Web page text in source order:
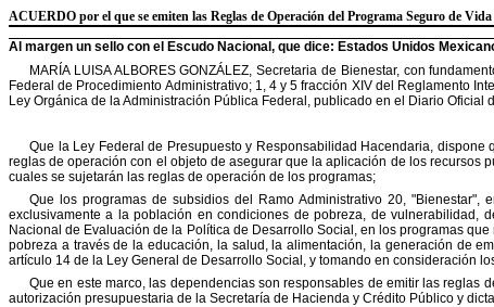
ACUERDO por el que se emiten las Reglas de Operación del Programa Seguro de
Al margen un sello con el Escudo Nacional, que dice: Estados Unidos
MARÍA LUISA ALBORES GONZÁLEZ, Secretaria de Bienestar, con
Federal de Procedimiento Administrativo; 1, 4 y 5 fracción XIV del Reglamento
Ley Orgánica de la Administración Pública Federal, publicado en el Diario Oficial
Que la Ley Federal de Presupuesto y Responsabilidad Hacendaria, dispone
reglas de operación con el objeto de asegurar que la aplicación de los recursos
cuales se sujetarán las reglas de operación de los programas;
Que los programas de subsidios del Ramo Administrativo 20, "Bienestar",
exclusivamente a la población en condiciones de pobreza, de vulnerabilidad,
Nacional de Evaluación de la Política de Desarrollo Social, en los programas que
pobreza a través de la educación, la salud, la alimentación, la generación de
artículo 14 de la Ley General de Desarrollo Social, y tomando en consideración
Que en este marco, las dependencias son responsables de emitir las reglas
autorización presupuestaria de la Secretaría de Hacienda y Crédito Público y